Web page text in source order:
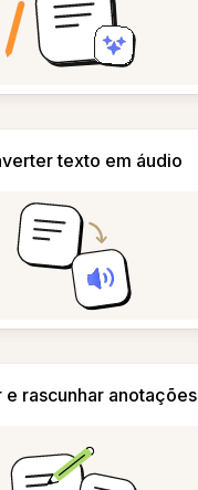
texto em áudio
e rascunhar anotações